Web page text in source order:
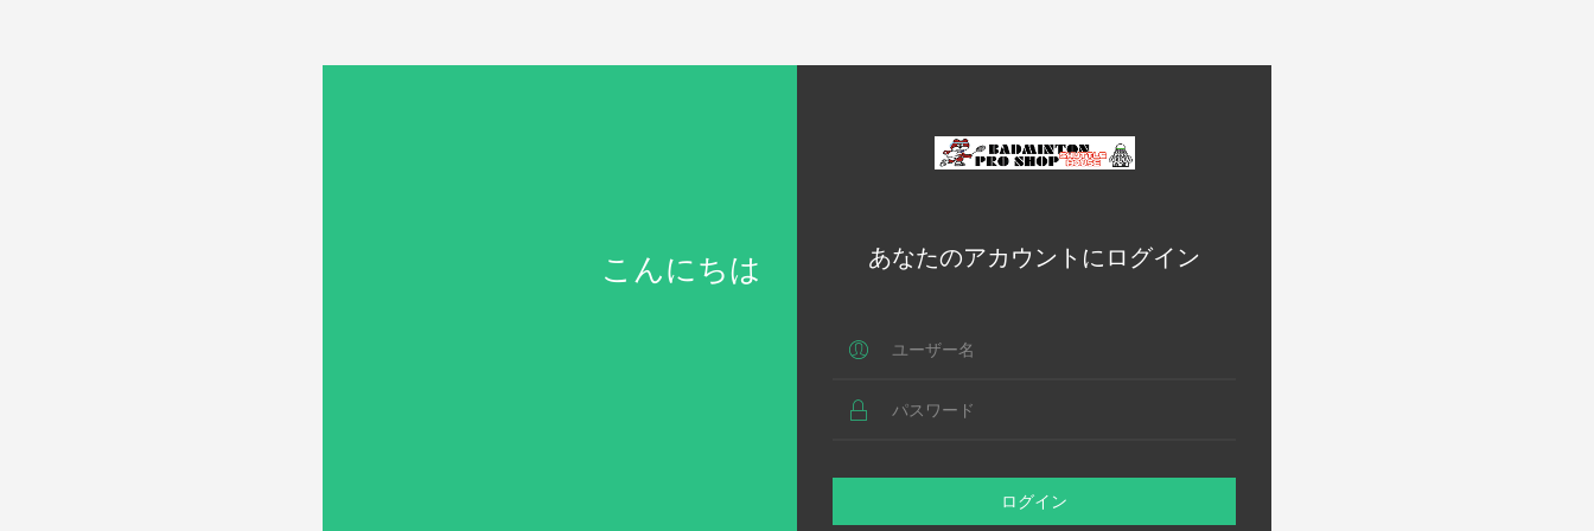
こんにちは あなたのアカウントにログイン
ログイン